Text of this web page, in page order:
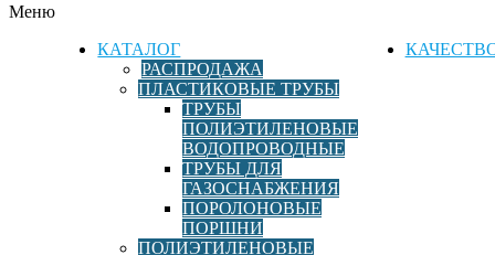
т
Меню
КАТАЛОГ
РАСПРОДАЖА
ПЛАСТИКОВЫЕ ТРУБЫ
ТРУБЫ
ПОЛИЭТИЛЕНОВЫЕ
ВОДОПРОВОДНЫЕ
ТРУБЫ ДЛЯ
ГАЗОСНАБЖЕНИЯ
ПОРОЛОНОВЫЕ
ПОРШНИ
ПОЛИЭТИЛЕНОВЫЕ